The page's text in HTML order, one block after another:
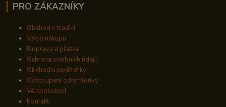
PRO ZÁKAZNÍKY
Obchod s tradicí
Vše o nákupu
Doprava a platba
Ochrana osobních údajů
Obchodní podmínky
Odstoupení od smlouvy
Velkoobchod
Kontakt